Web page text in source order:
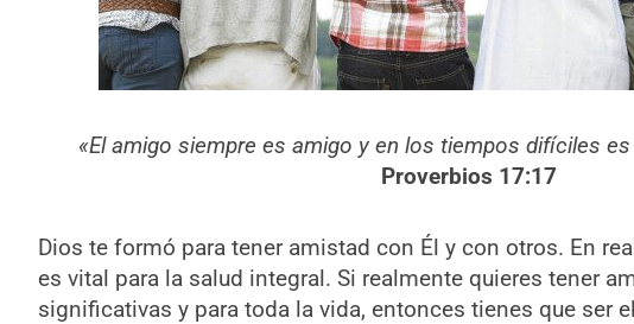
«El amigo siempre es amigo y en los tiempos difíciles
Proverbios 17:17
Dios te formó para tener amistad con Él y con otros. En
es vital para la salud integral. Si realmente quieres tener
significativas y para toda la vida, entonces tienes que ser